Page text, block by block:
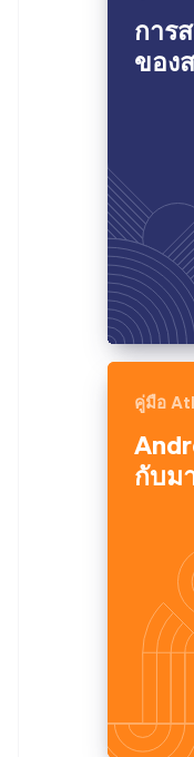
การ
ของ
คู่มือ
กับม